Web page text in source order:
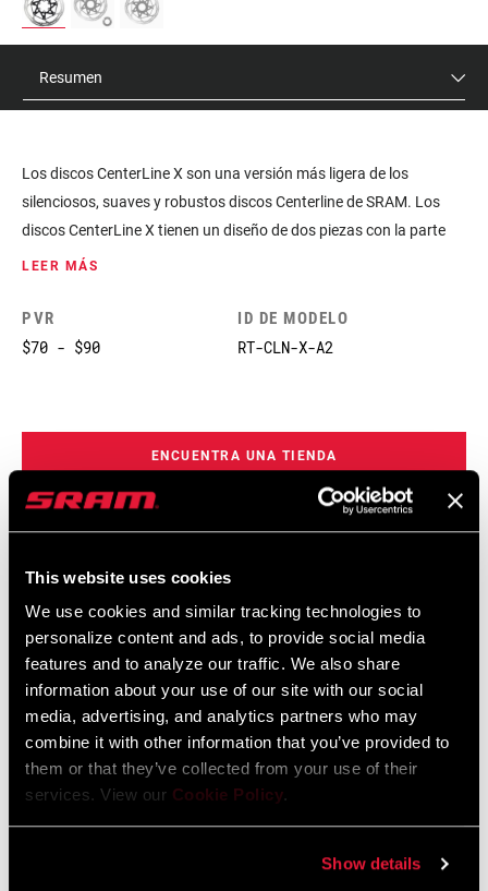
This website uses cookies
We use cookies and similar tracking technologies to
personalize content and ads, to provide social media
features and to analyze our traffic. We also share
information about your use of our site with our social
media, advertising, and analytics partners who may
combine it with other information that you’ve provided to
them or that they’ve collected from your use of their
services. View our Cookie Policy.
Show details
Resumen
ENCUENTRA UNA TIENDA
Los discos CenterLine X son una versión más ligera de los
silenciosos, suaves y robustos discos Centerline de SRAM. Los
discos CenterLine X tienen un diseño de dos piezas con la parte
central de aluminio y una pista de frenado de acero. Bordes
la normativa de la UCI.
LEER MÁS
PVR
$70 - $90
ID DE MODELO
RT-CLN-X-A2
CARACTERÍSTICAS
Diseño de dos piezas muy ligeros.
Los bordes redondeados cumplen con la normativa de la UCI y
facilitan la colocación de la rueda.
Válidos para frenos de carretera y de montaña.